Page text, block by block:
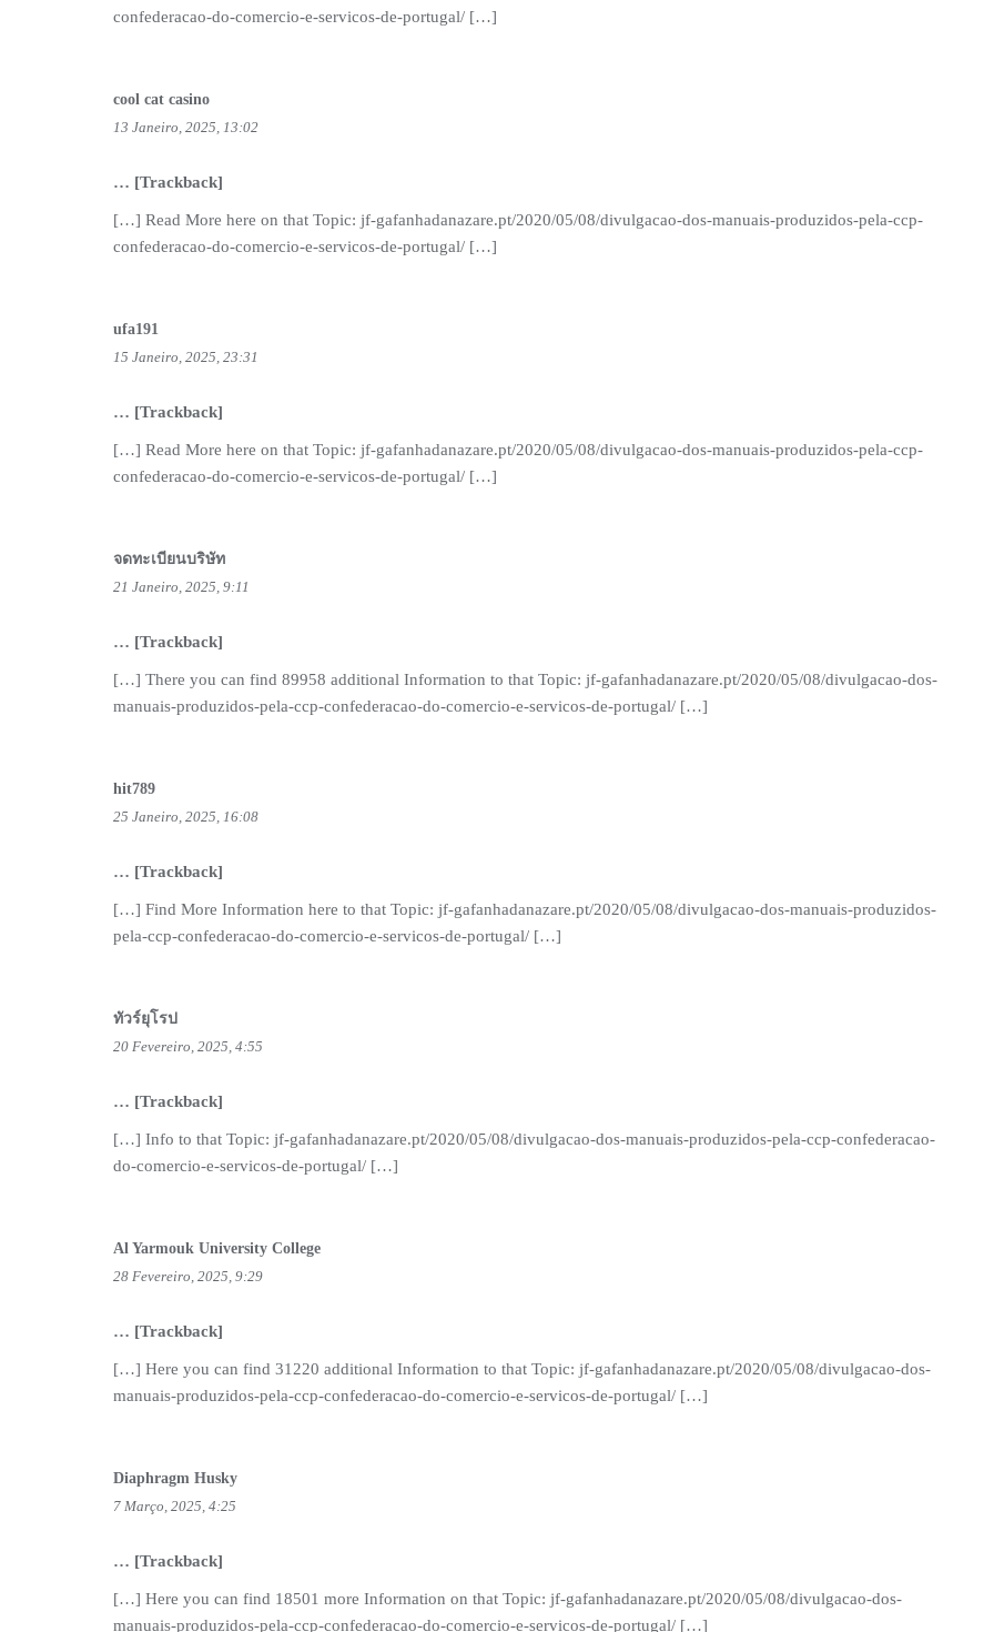
confederacao-do-comercio-e-servicos-de-portugal/ […]
cool cat casino
13 Janeiro, 2025, 13:02
… [Trackback]
[…] Read More here on that Topic: jf-gafanhadanazare.pt/2020/05/08/divulgacao-dos-manuais-produzidos-pela-ccp-
confederacao-do-comercio-e-servicos-de-portugal/ […]
ufa191
15 Janeiro, 2025, 23:31
… [Trackback]
[…] Read More here on that Topic: jf-gafanhadanazare.pt/2020/05/08/divulgacao-dos-manuais-produzidos-pela-ccp-
confederacao-do-comercio-e-servicos-de-portugal/ […]
จดทะเบียนบริษัท
21 Janeiro, 2025, 9:11
… [Trackback]
[…] There you can find 89958 additional Information to that Topic: jf-gafanhadanazare.pt/2020/05/08/divulgacao-dos-
manuais-produzidos-pela-ccp-confederacao-do-comercio-e-servicos-de-portugal/ […]
hit789
25 Janeiro, 2025, 16:08
… [Trackback]
[…] Find More Information here to that Topic: jf-gafanhadanazare.pt/2020/05/08/divulgacao-dos-manuais-produzidos-
pela-ccp-confederacao-do-comercio-e-servicos-de-portugal/ […]
ทัวร์ยุโรป
20 Fevereiro, 2025, 4:55
… [Trackback]
[…] Info to that Topic: jf-gafanhadanazare.pt/2020/05/08/divulgacao-dos-manuais-produzidos-pela-ccp-confederacao-
do-comercio-e-servicos-de-portugal/ […]
Al Yarmouk University College
28 Fevereiro, 2025, 9:29
… [Trackback]
[…] Here you can find 31220 additional Information to that Topic: jf-gafanhadanazare.pt/2020/05/08/divulgacao-dos-
manuais-produzidos-pela-ccp-confederacao-do-comercio-e-servicos-de-portugal/ […]
Diaphragm Husky
7 Março, 2025, 4:25
… [Trackback]
[…] Here you can find 18501 more Information on that Topic: jf-gafanhadanazare.pt/2020/05/08/divulgacao-dos-
manuais-produzidos-pela-ccp-confederacao-do-comercio-e-servicos-de-portugal/ […]